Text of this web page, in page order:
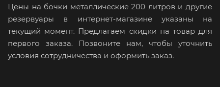
Цены на бочки металлические 200 литров и другие
резервуары в интернет-магазине указаны на
текущий момент. Предлагаем скидки на товар для
первого заказа. Позвоните нам, чтобы уточнить
условия сотрудничества и оформить заказ.